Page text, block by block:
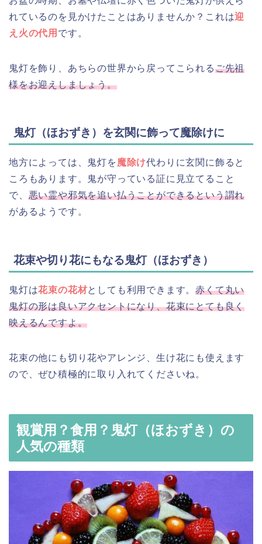
れているのを見かけたことはありませんか？これは迎
え火の代用 です。
鬼灯を飾り、あちらの世界から戻ってこられるご先祖
様をお迎えしましょう。
鬼灯（ほおずき）を玄関に飾って魔除けに
地方によっては、鬼灯を魔除け代わりに玄関に飾ると
ころもあります。鬼が守っている証に見立てること
で、 悪い霊や邪気を追い払うことができるという謂れ
があるようです。
花束や切り花にもなる鬼灯（ほおずき）
鬼灯は花束の花材としても利用できます。赤くて丸い
鬼灯の形は良いアクセントになり、花束にとても良く
映えるんですよ。
花束の他にも切り花やアレンジ、生け花にも使えます
ので、ぜひ積極的に取り入れてくださいね。
観賞用？食用？鬼灯（ほおずき）の
人気の種類